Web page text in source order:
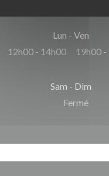
Lun - Ven
12h00 - 14h00
19h00
Sam - Dim
Fermé